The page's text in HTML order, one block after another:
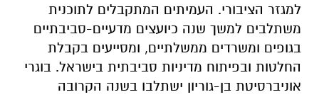
למגזר הציבורי. העמיתים המתקבלים לתוכנית
משתלבים למשך שנה כיועצים מדעיים-סביבתיים
בגופים ומשרדים ממשלתיים, ומסייעים בקבלת
החלטות ובפיתוח מדיניות סביבתית בישראל. בוגרי
אוניברסיטת בן-גוריון ישתלבו בשנה הקרובה